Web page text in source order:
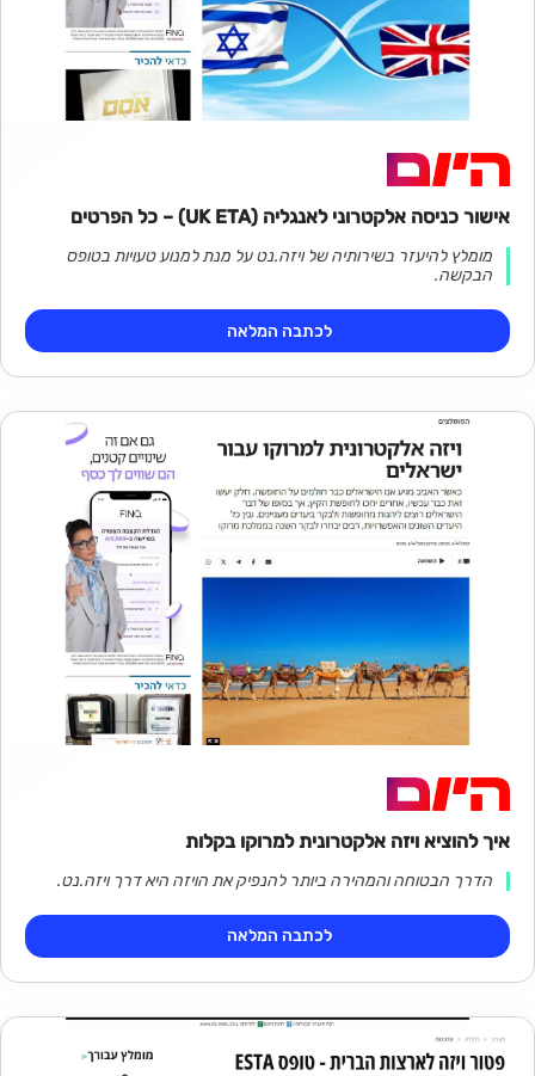
אישור כניסה אלקטרוני לאנגליה (UK ETA) – כל הפרטים
מומלץ להיעזר בשירותיה של ויזה.נט על מנת למנוע טעויות בטופס
הבקשה.
לכתבה המלאה
איך להוציא ויזה אלקטרונית למרוקו בקלות
הדרך הבטוחה והמהירה ביותר להנפיק את הויזה היא דרך ויזה.נט.
לכתבה המלאה